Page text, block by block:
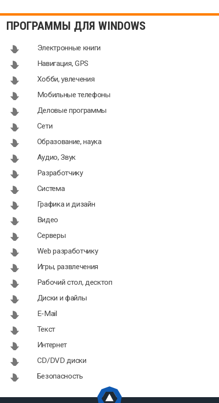
ПРОГРАММЫ ДЛЯ WINDOWS
Электронные книги
Навигация, GPS
Хобби, увлечения
Мобильные телефоны
Деловые программы
Сети
Образование, наука
Аудио, Звук
Разработчику
Система
Графика и дизайн
Видео
Серверы
Web разработчику
Игры, развлечения
Рабочий стол, десктоп
Диски и файлы
E-Mail
Текст
Интернет
CD/DVD диски
Безопасность